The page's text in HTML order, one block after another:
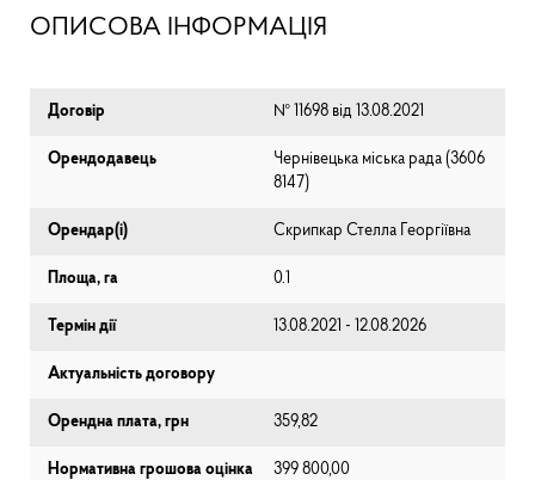
ОПИСОВА ІНФОРМАЦІЯ
Договір № 11698 від 13.08.2021
Орендодавець
Чернівецька міська рада (⁨3606
8147⁩)
Орендар(і) Скрипкар Стелла Георгіївна
Площа, га 0.1
Термін дії 13.08.2021 - 12.08.2026
Актуальність договору
Орендна плата, грн 359,82
Нормативна грошова оцінка
399 800,00